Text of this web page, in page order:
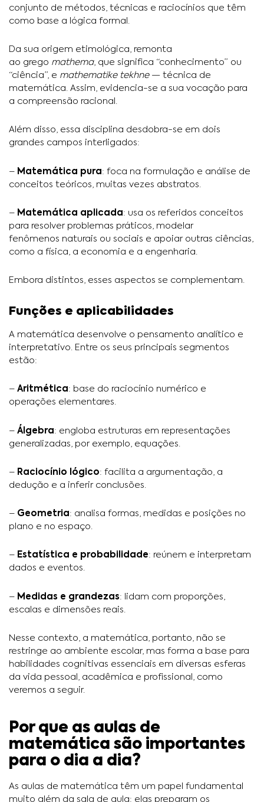
conjunto de métodos, técnicas e raciocínios que têm
como base a lógica formal.
Da sua origem etimológica, remonta
ao grego mathema, que significa “conhecimento” ou
“ciência”, e mathematike tekhne— técnica de
matemática. Assim, evidencia-se a sua vocação para
a compreensão racional.
Além disso, essa disciplina desdobra-se em dois
grandes campos interligados:
– Matemática pura: foca na formulação e análise de
conceitos teóricos, muitas vezes abstratos.
– Matemática aplicada: usa os referidos conceitos
para resolver problemas práticos, modelar
fenômenos naturais ou sociais e apoiar outras ciências,
como a física, a economia e a engenharia.
Embora distintos, esses aspectos se complementam.
Funções e aplicabilidades
A matemática desenvolve o pensamento analítico e
interpretativo. Entre os seus principais segmentos
estão:
– Aritmética: base do raciocínio numérico e
operações elementares.
– Álgebra: engloba estruturas em representações
generalizadas, por exemplo, equações.
– Raciocínio lógico: facilita a argumentação, a
dedução e a inferir conclusões.
– Geometria: analisa formas, medidas e posições no
plano e no espaço.
– Estatística e probabilidade: reúnem e interpretam
dados e eventos.
– Medidas e grandezas: lidam com proporções,
escalas e dimensões reais.
Nesse contexto, a matemática, portanto, não se
restringe ao ambiente escolar, mas forma a base para
habilidades cognitivas essenciais em diversas esferas
da vida pessoal, acadêmica e profissional, como
veremos a seguir.
Por que as aulas de
matemática são importantes
para o dia a dia?
As aulas de matemática têm um papel fundamental
muito além da sala de aula: elas preparam os